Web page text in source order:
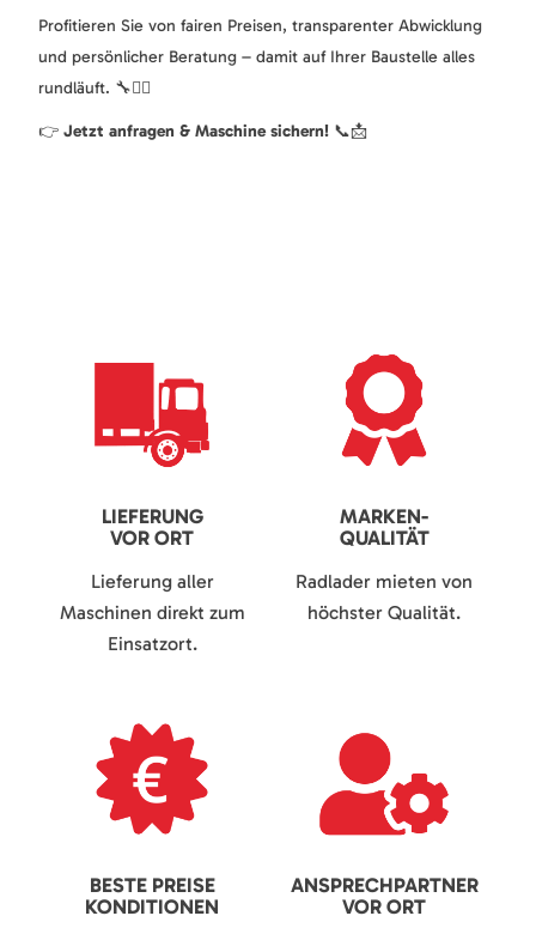
Profitieren Sie von fairen Preisen, transparenter Abwicklung
und persönlicher Beratung – damit auf Ihrer Baustelle alles
rundläuft. 🔧👷‍♂️
👉 Jetzt anfragen & Maschine sichern! 📞📩
LIEFERUNG
VOR ORT
Lieferung aller
Maschinen direkt zum
Einsatzort.
MARKEN-
QUALITÄT
Radlader mieten von
höchster Qualität.
BESTE PREISE
KONDITIONEN
ANSPRECHPARTNER
VOR ORT